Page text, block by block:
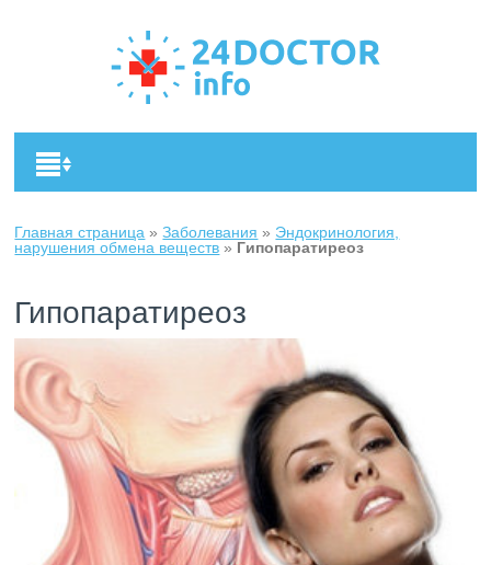
Главная страница »Заболевания » Эндокринология,
нарушения обмена веществ » Гипопаратиреоз
Гипопаратиреоз